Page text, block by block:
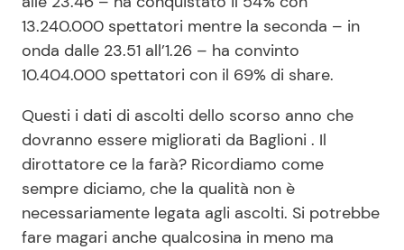
13.240.000 spettatori mentre la seconda – in
onda dalle 23.51 all’1.26 – ha convinto
10.404.000 spettatori con il 69% di share.
Questi i dati di ascolti dello scorso anno che
dovranno essere migliorati da Baglioni . Il
dirottatore ce la farà? Ricordiamo come
sempre diciamo, che la qualità non è
necessariamente legata agli ascolti. Si potrebbe
fare magari anche qualcosina in meno ma